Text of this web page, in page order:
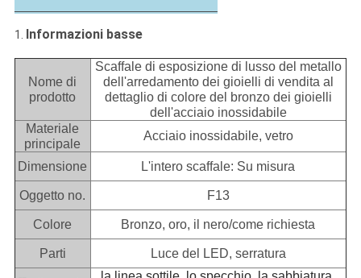
1. Informazioni basse
Nome di
prodotto
Scaffale di esposizione di lusso del metallo
dell'arredamento dei gioielli di vendita al
dettaglio di colore del bronzo dei gioielli
dell'acciaio inossidabile
Materiale
principale
Acciaio inossidabile, vetro
Dimensione L'intero scaffale: Su misura
Oggetto no. F13
Colore Bronzo, oro, il nero/come richiesta
Parti Luce del LED, serratura